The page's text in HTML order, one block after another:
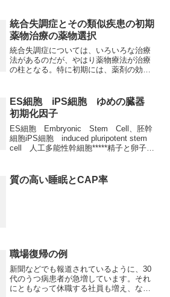
統合失調症とその類似疾患の初期
薬物治療の薬物選択
統合失調症については、いろいろな治療
法があるのだが、やはり薬物療法が治療
の柱となる。特に初期には、薬剤の効果
である。正直言って、昔の薬は、副作用
がきつかった。代表的な薬...
ES細胞 iPS細胞 ゆめの臓器
初期化因子
ES細胞 Embryonic Stem Cell、胚幹
細胞iPS細胞 induced pluripotent stem
cell 人工多能性幹細胞*****精子と卵子が
て、...
質の高い睡眠とCAP率
職場復帰の例
新聞などでも報道されているように、30
代のうつ病患者が急増しています。それ
にともなって休職する社員も増え、なか